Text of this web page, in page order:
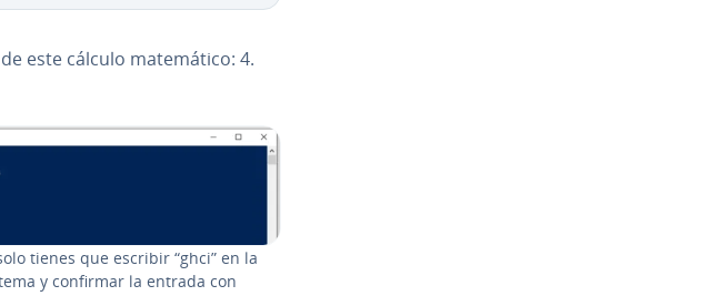
de este cálculo ma­te­má­ti­co: 4.
tienes que escribir “ghci” en la
y confirmar la entrada con